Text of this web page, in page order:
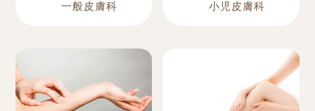
一般皮膚科 小児皮膚科